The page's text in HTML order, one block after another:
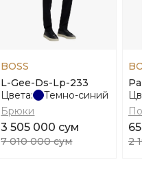
BOSS
L-Gee-Ds-Lp-233
Цвета:
Темно-синий
Брюки
3 505 000 сум
7 010 000 сум
658
2